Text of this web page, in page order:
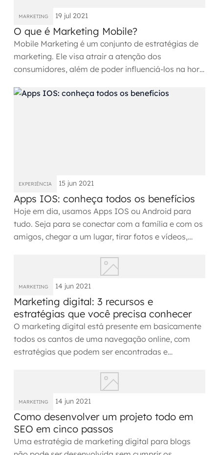
MSS
Consultoria de segurança
Simulação de Phishing
Segurança de aplicações e Cloud
MARKETING 19 jul 2021
O que é Marketing Mobile?
Mobile Marketing é um conjunto de estratégias de
marketing. Ele visa atrair a atenção dos
consumidores, além de poder influenciá-los na hora
EXPERIÊNCIA 15 jun 2021
Apps IOS: conheça todos os benefícios
Hoje em dia, usamos Apps IOS ou Android para
tudo. Seja para se conectar com a família e com os
amigos, chegar a um lugar, tirar fotos e vídeos,
MARKETING 14 jun 2021
Marketing digital: 3 recursos e
estratégias que você precisa conhecer
O marketing digital está presente em basicamente
todos os cantos de uma navegação online, com
estratégias que podem ser encontradas e
MARKETING 14 jun 2021
Como desenvolver um projeto todo em
SEO em cinco passos
Uma estratégia de marketing digital para blogs